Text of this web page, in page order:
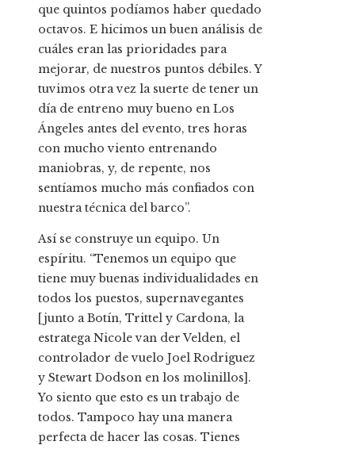
que quintos podíamos haber quedado
octavos. E hicimos un buen análisis de
cuáles eran las prioridades para
mejorar, de nuestros puntos débiles. Y
tuvimos otra vez la suerte de tener un
día de entreno muy bueno en Los
Ángeles antes del evento, tres horas
con mucho viento entrenando
maniobras, y, de repente, nos
sentíamos mucho más confiados con
nuestra técnica del barco”.
Así se construye un equipo. Un
espíritu. “Tenemos un equipo que
tiene muy buenas individualidades en
todos los puestos, supernavegantes
[junto a Botín, Trittel y Cardona, la
estratega Nicole van der Velden, el
controlador de vuelo Joel Rodriguez
y Stewart Dodson en los molinillos].
Yo siento que esto es un trabajo de
todos. Tampoco hay una manera
perfecta de hacer las cosas. Tienes